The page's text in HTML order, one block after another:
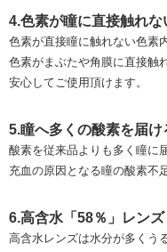
4.色素が瞳に直接触れ
色素が直接瞳に触れない色素
色素がまぶたや角膜に直接触
安心してご使用頂けます。
5.瞳へ多くの酸素を届け
酸素を従来品よりも多く瞳に
充血の原因となる瞳の酸素不
6.高含水「58％」レンズ
高含水レンズは水分が多くう